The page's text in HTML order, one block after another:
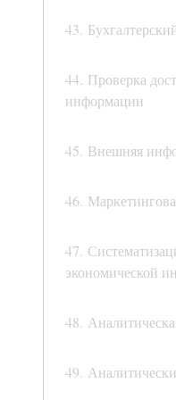
43.
44. Проверка
информации
45. Внешняя
46.
47.
экономической
48.
49.